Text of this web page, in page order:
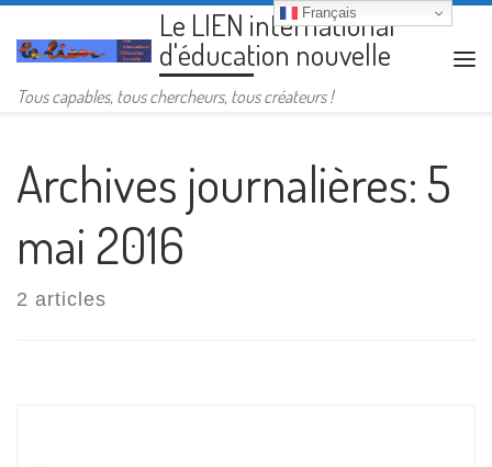
Passer au contenuLe LIEN international
d'éducation nouvelle
Tous capables, tous chercheurs, tous créateurs !
Archives journalières: 5
mai 2016
2 articles
Français